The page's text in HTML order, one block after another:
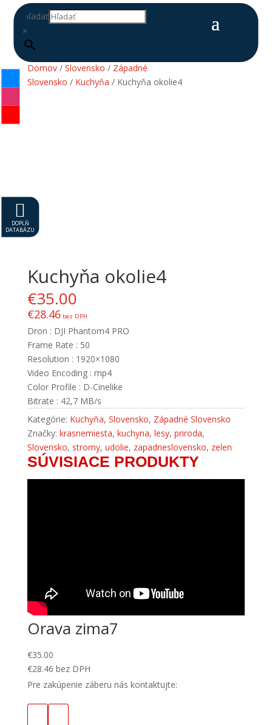
Hľadať
×

DOPLŇ
DATABÁZU
Domov/ Slovensko / Západné
Slovensko / Kuchyňa / Kuchyňa okolie4
Kuchyňa okolie4
€35.00
€28.46bez DPH
Dron : DJI Phantom4 PRO
Frame Rate : 50
Resolution : 1920×1080
Video Encoding : mp4
Color Profile : D-Cinelike
Bitrate : 42,7 MB/s
Kategórie: Kuchyňa, Slovensko, Západné Slovensko
Značky: krasnemiesta, kuchyna, lesy, priroda,
Slovensko, stromy, udolie, zapadneslovensko, zelen
SÚVISIACE PRODUKTY
Orava zima7
€35.00
€28.46 bez DPH
Pre zakúpenie záberu nás kontaktujte: